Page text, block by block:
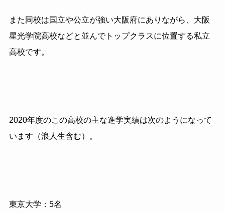
また同校は国立や公立が強い大阪府にありながら、大阪
星光学院高校などと並んでトップクラスに位置する私立
高校です。
2020年度のこの高校の主な進学実績は次のようになって
います（浪人生含む）。
東京大学：5名